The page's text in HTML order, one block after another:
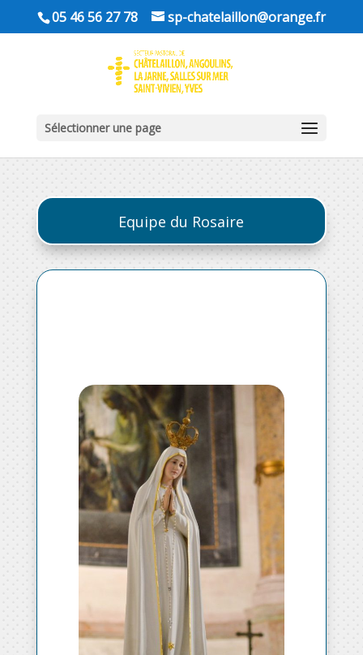
05 46 56 27 78 sp-chatelaillon@orange.fr
Sélectionner une page
Equipe du Rosaire